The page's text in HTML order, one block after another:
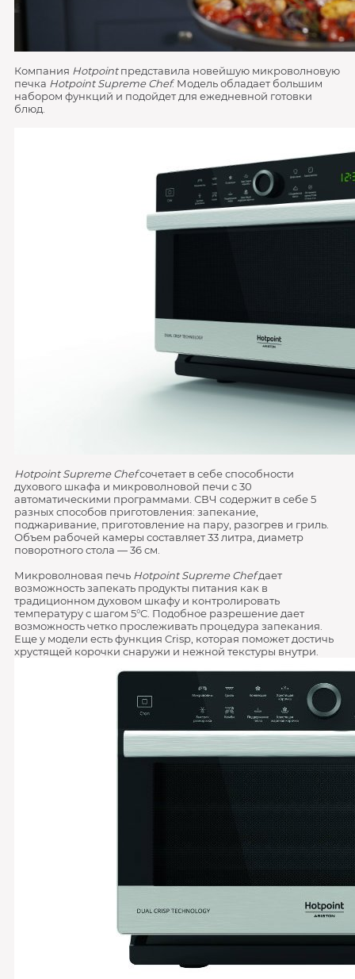
Компания Hotpointпредставила новейшую микроволновую
печка Hotpoint Supreme Chef. Модель обладает большим
набором функций и подойдет для ежедневной готовки
блюд.
Hotpoint Supreme Chefсочетает в себе способности
духового шкафа и микроволновой печи с 30
автоматическими программами. СВЧ содержит в себе 5
разных способов приготовления: запекание,
поджаривание, приготовление на пару, разогрев и гриль.
Объем рабочей камеры составляет 33 литра, диаметр
поворотного стола — 36 см.
Микроволновая печь Hotpoint Supreme Chefдает
возможность запекать продукты питания как в
традиционном духовом шкафу и контролировать
температуру с шагом 5°C. Подобное разрешение дает
возможность четко прослеживать процедура запекания.
Еще у модели есть функция Crisp, которая поможет достичь
хрустящей корочки снаружи и нежной текстуры внутри.